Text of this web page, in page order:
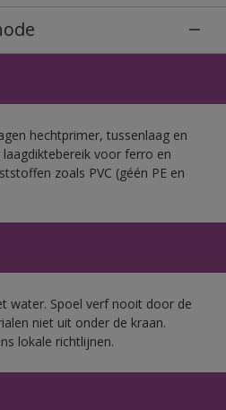
hechtprimer, tussenlaag en
voor ferro en
zoals PVC (géén PE en
water. Spoel verf nooit door de
niet uit onder de kraan.
lokale richtlijnen.